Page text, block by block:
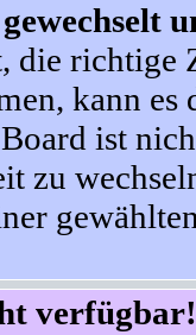
die richtige
kann es
ist
zu
verfügbar!